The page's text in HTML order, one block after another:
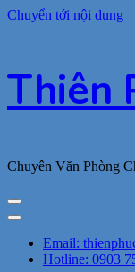
Chuyển tới nội dung
Thiên
Chuyên Văn Phòng
Email:
Hotline: 0903